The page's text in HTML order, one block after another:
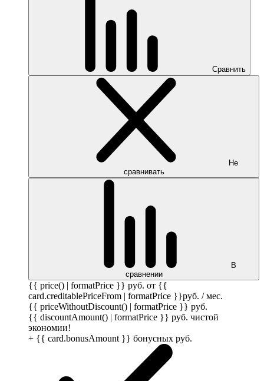
Сравнить
Не
сравнивать
В
сравнении
{{ price() | formatPrice }} руб. от {{
card.creditablePriceFrom | formatPrice }}руб. / мес.
{{ priceWithoutDiscount() | formatPrice }} руб.
{{ discountAmount() | formatPrice }} руб. чистой
экономии!
+ {{ card.bonusAmount }} бонусных руб.